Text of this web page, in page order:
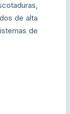
de alta
de